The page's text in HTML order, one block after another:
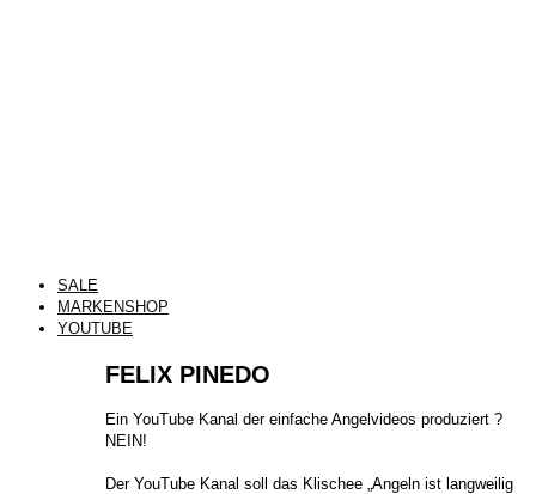
SALE
MARKENSHOP
YOUTUBE
FELIX PINEDO
​Ein YouTube Kanal der einfache Angelvideos produziert ?
NEIN!
Der YouTube Kanal soll das Klischee „Angeln ist langweilig